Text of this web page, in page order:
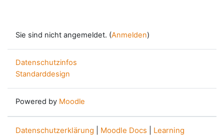
Sie sind nicht angemeldet. (Anmelden)
Datenschutzinfos
Standarddesign
Powered by Moodle
Datenschutzerklärung Moodle Docs
Learning